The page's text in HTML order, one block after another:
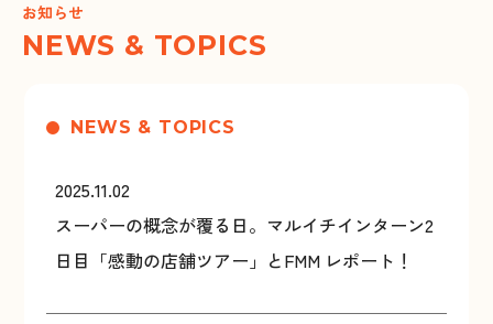
お知らせ
NEWS & TOPICS
NEWS & TOPICS
2025.11.02
スーパーの概念が覆る日。マルイチインターン2
日目「感動の店舗ツアー」とFMM レポート！